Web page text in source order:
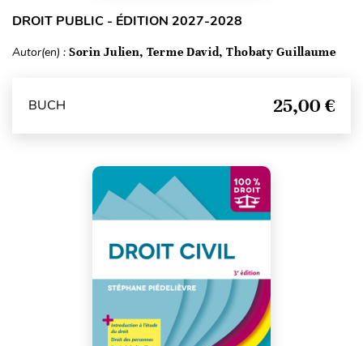
DROIT PUBLIC - ÉDITION 2027-2028
Autor(en) : Sorin Julien, Terme David, Thobaty Guillaume
BUCH 25,00 €